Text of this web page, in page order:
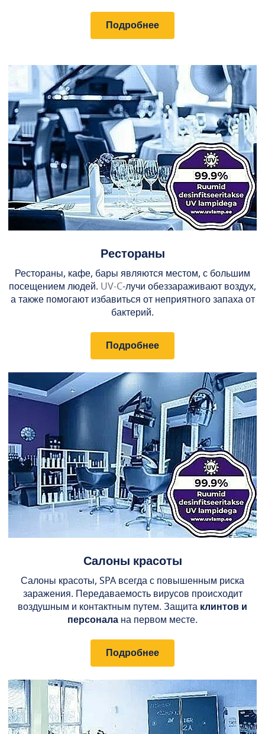
Подробнее
Рестораны
Рестораны, кафе, бары являются местом, с большим
посещением людей. UV-C-лучи обеззараживают воздух,
а также помогают избавиться от неприятного запаха от
бактерий.
Подробнее
Салоны красоты
Салоны красоты, SPA всегда с повышенным риска
заражения. Передаваемость вирусов происходит
воздушным и контактным путем. Защита клинтов и
персонала на первом месте.
Подробнее